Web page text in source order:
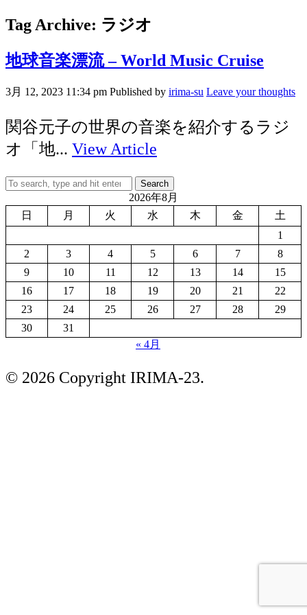
Tag Archive: ラジオ
地球音楽漂流 – World Music Cruise
3月 12, 2023 11:34 pm Published by irima-su Leave your thoughts
関谷元子の世界の音楽を紹介するラジ
オ「地... View Article
Search
2026年8月
日
月 火 水 木 金
土
1
2
3 4 5 6 7
8
9
10 11 12 13 14
15
16
17 18 19 20 21
22
23
24 25 26 27 28
29
30
31
« 4月
© 2026 Copyright IRIMA-23.